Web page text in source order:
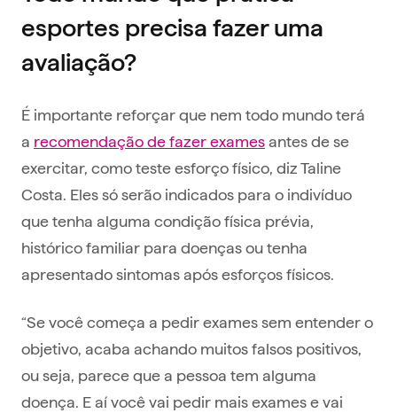
esportes precisa fazer uma
avaliação?
É importante reforçar que nem todo mundo terá
a recomendação de fazer examesantes de se
exercitar, como teste esforço físico, diz Taline
Costa. Eles só serão indicados para o indivíduo
que tenha alguma condição física prévia,
histórico familiar para doenças ou tenha
apresentado sintomas após esforços físicos.
“Se você começa a pedir exames sem entender o
objetivo, acaba achando muitos falsos positivos,
ou seja, parece que a pessoa tem alguma
doença. E aí você vai pedir mais exames e vai